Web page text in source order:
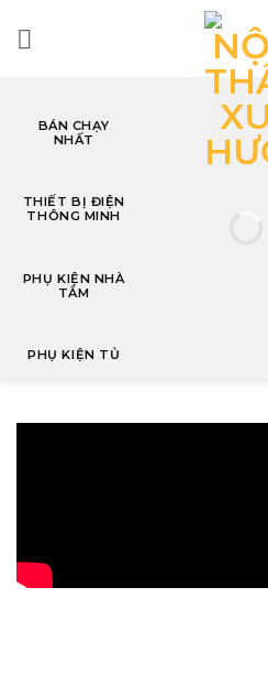
BÁN CHẠY
NHẤT
THIẾT BỊ ĐIỆN
THÔNG MINH
PHỤ KIỆN NHÀ
TẮM
PHỤ KIỆN TỦ